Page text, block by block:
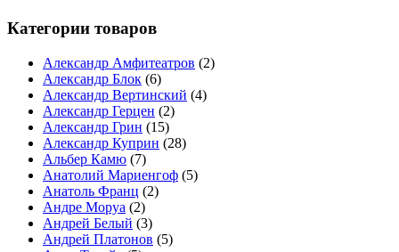
Категории товаров
Александр Амфитеатров (2)
Александр Блок (6)
Александр Вертинский (4)
Александр Герцен (2)
Александр Грин (15)
Александр Куприн (28)
Альбер Камю (7)
Анатолий Мариенгоф (5)
Анатоль Франц (2)
Андре Моруа (2)
Андрей Белый (3)
Андрей Платонов (5)